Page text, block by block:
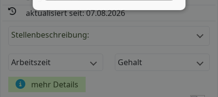
aktualisiert seit: 07.08.2026
Stellenbeschreibung:
Arbeitszeit Gehalt
mehr Details